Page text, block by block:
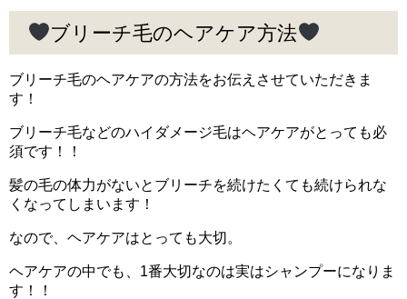
ブリーチ毛のヘアケア方法
ブリーチ毛のヘアケアの方法をお伝えさせていただきま
す！
ブリーチ毛などのハイダメージ毛はヘアケアがとっても必
須です！！
髪の毛の体力がないとブリーチを続けたくても続けられな
くなってしまいます！
なので、ヘアケアはとっても大切。
ヘアケアの中でも、1番大切なのは実はシャンプーになりま
す！！